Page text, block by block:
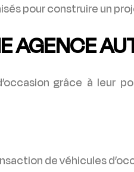
pour construire un
AGENCE
grâce à leur
de véhicules